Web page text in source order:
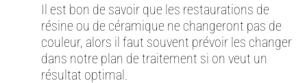
Il est bon de savoir que les restaurations de
résine ou de céramique ne changeront pas de
couleur, alors il faut souvent prévoir les changer
dans notre plan de traitement si on veut un
résultat optimal.